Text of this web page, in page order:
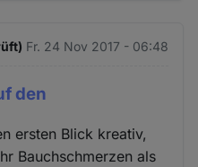
Fr. 24 Nov 2017 - 06:48
den
ersten Blick kreativ,
Bauchschmerzen als